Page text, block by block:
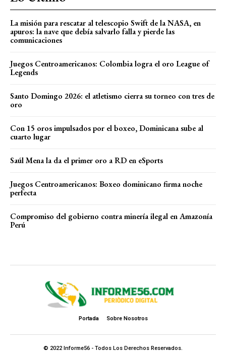
La misión para rescatar al telescopio Swift de la NASA, en
apuros: la nave que debía salvarlo falla y pierde las
comunicaciones
Juegos Centroamericanos: Colombia logra el oro League of
Legends
Santo Domingo 2026: el atletismo cierra su torneo con tres de
oro
Con 15 oros impulsados por el boxeo, Dominicana sube al
cuarto lugar
Saúl Mena la da el primer oro a RD en eSports
Juegos Centroamericanos: Boxeo dominicano firma noche
perfecta
Compromiso del gobierno contra minería ilegal en Amazonía
Perú
Portada Sobre Nosotros
© 2022 Informe56 - Todos Los Derechos Reservados.